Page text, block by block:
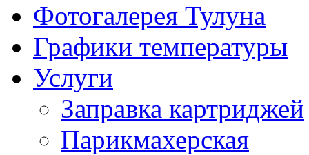
Фотогалерея Тулуна
Графики температуры
Услуги
Заправка картриджей
Парикмахерская